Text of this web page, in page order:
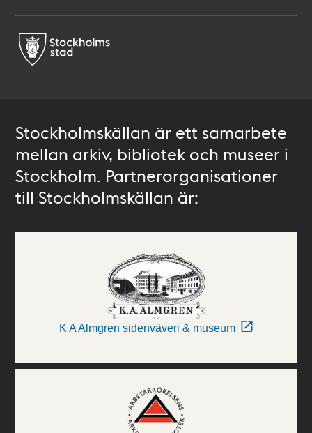
Stockholmskällan är ett samarbete
mellan arkiv, bibliotek och museer i
Stockholm. Partnerorganisationer
till Stockholmskällan är:
K A Almgren sidenväveri & museum